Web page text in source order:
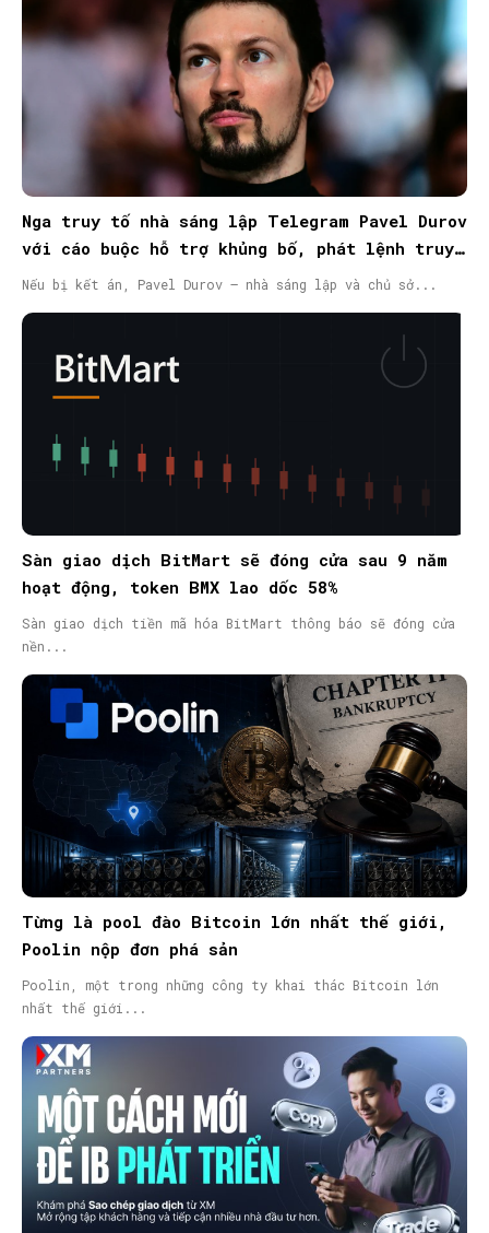
Nga truy tố nhà sáng lập Telegram Pavel Durov
với cáo buộc hỗ trợ khủng bố, phát lệnh truy
nã quốc tế
Nếu bị kết án, Pavel Durov – nhà sáng lập và chủ sở...
Sàn giao dịch BitMart sẽ đóng cửa sau 9 năm
hoạt động, token BMX lao dốc 58%
Sàn giao dịch tiền mã hóa BitMart thông báo sẽ đóng cửa
nền...
Từng là pool đào Bitcoin lớn nhất thế giới,
Poolin nộp đơn phá sản
Poolin, một trong những công ty khai thác Bitcoin lớn
nhất thế giới...